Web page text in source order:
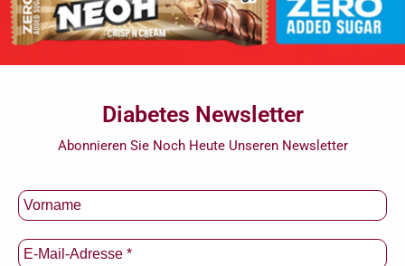
Diabetes Newsletter
Abonnieren Sie Noch Heute Unseren Newsletter